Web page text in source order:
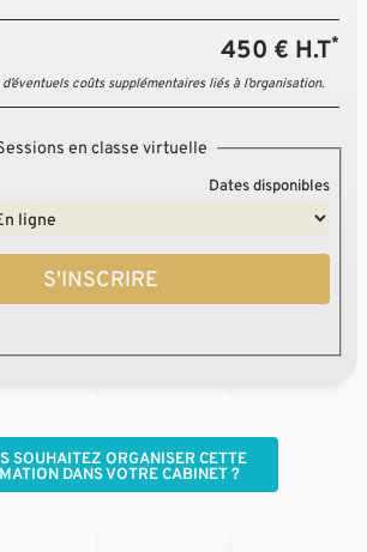
450 € H.T*
coûts supplémentaires liés à l’organisation.
en classe virtuelle
Dates disponibles
S'INSCRIRE
SOUHAITEZ ORGANISER CETTE
DANS VOTRE CABINET ?